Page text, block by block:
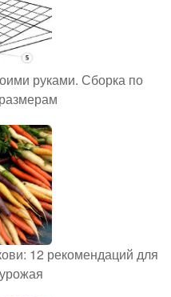
руками. Сборка по
12 рекомендаций для